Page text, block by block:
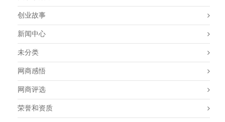
创业故事
新闻中心
未分类
网商感悟
网商评选
荣誉和资质